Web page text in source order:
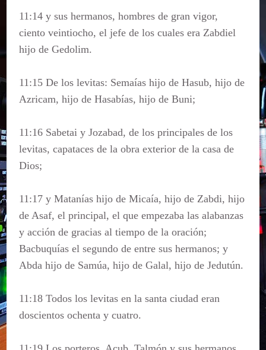
11:14 y sus hermanos, hombres de gran vigor,
ciento veintiocho, el jefe de los cuales era Zabdiel
hijo de Gedolim.
11:15 De los levitas: Semaías hijo de Hasub, hijo de
Azricam, hijo de Hasabías, hijo de Buni;
11:16 Sabetai y Jozabad, de los principales de los
levitas, capataces de la obra exterior de la casa de
Dios;
11:17 y Matanías hijo de Micaía, hijo de Zabdi, hijo
de Asaf, el principal, el que empezaba las alabanzas
y acción de gracias al tiempo de la oración;
Bacbuquías el segundo de entre sus hermanos; y
Abda hijo de Samúa, hijo de Galal, hijo de Jedutún.
11:18 Todos los levitas en la santa ciudad eran
doscientos ochenta y cuatro.